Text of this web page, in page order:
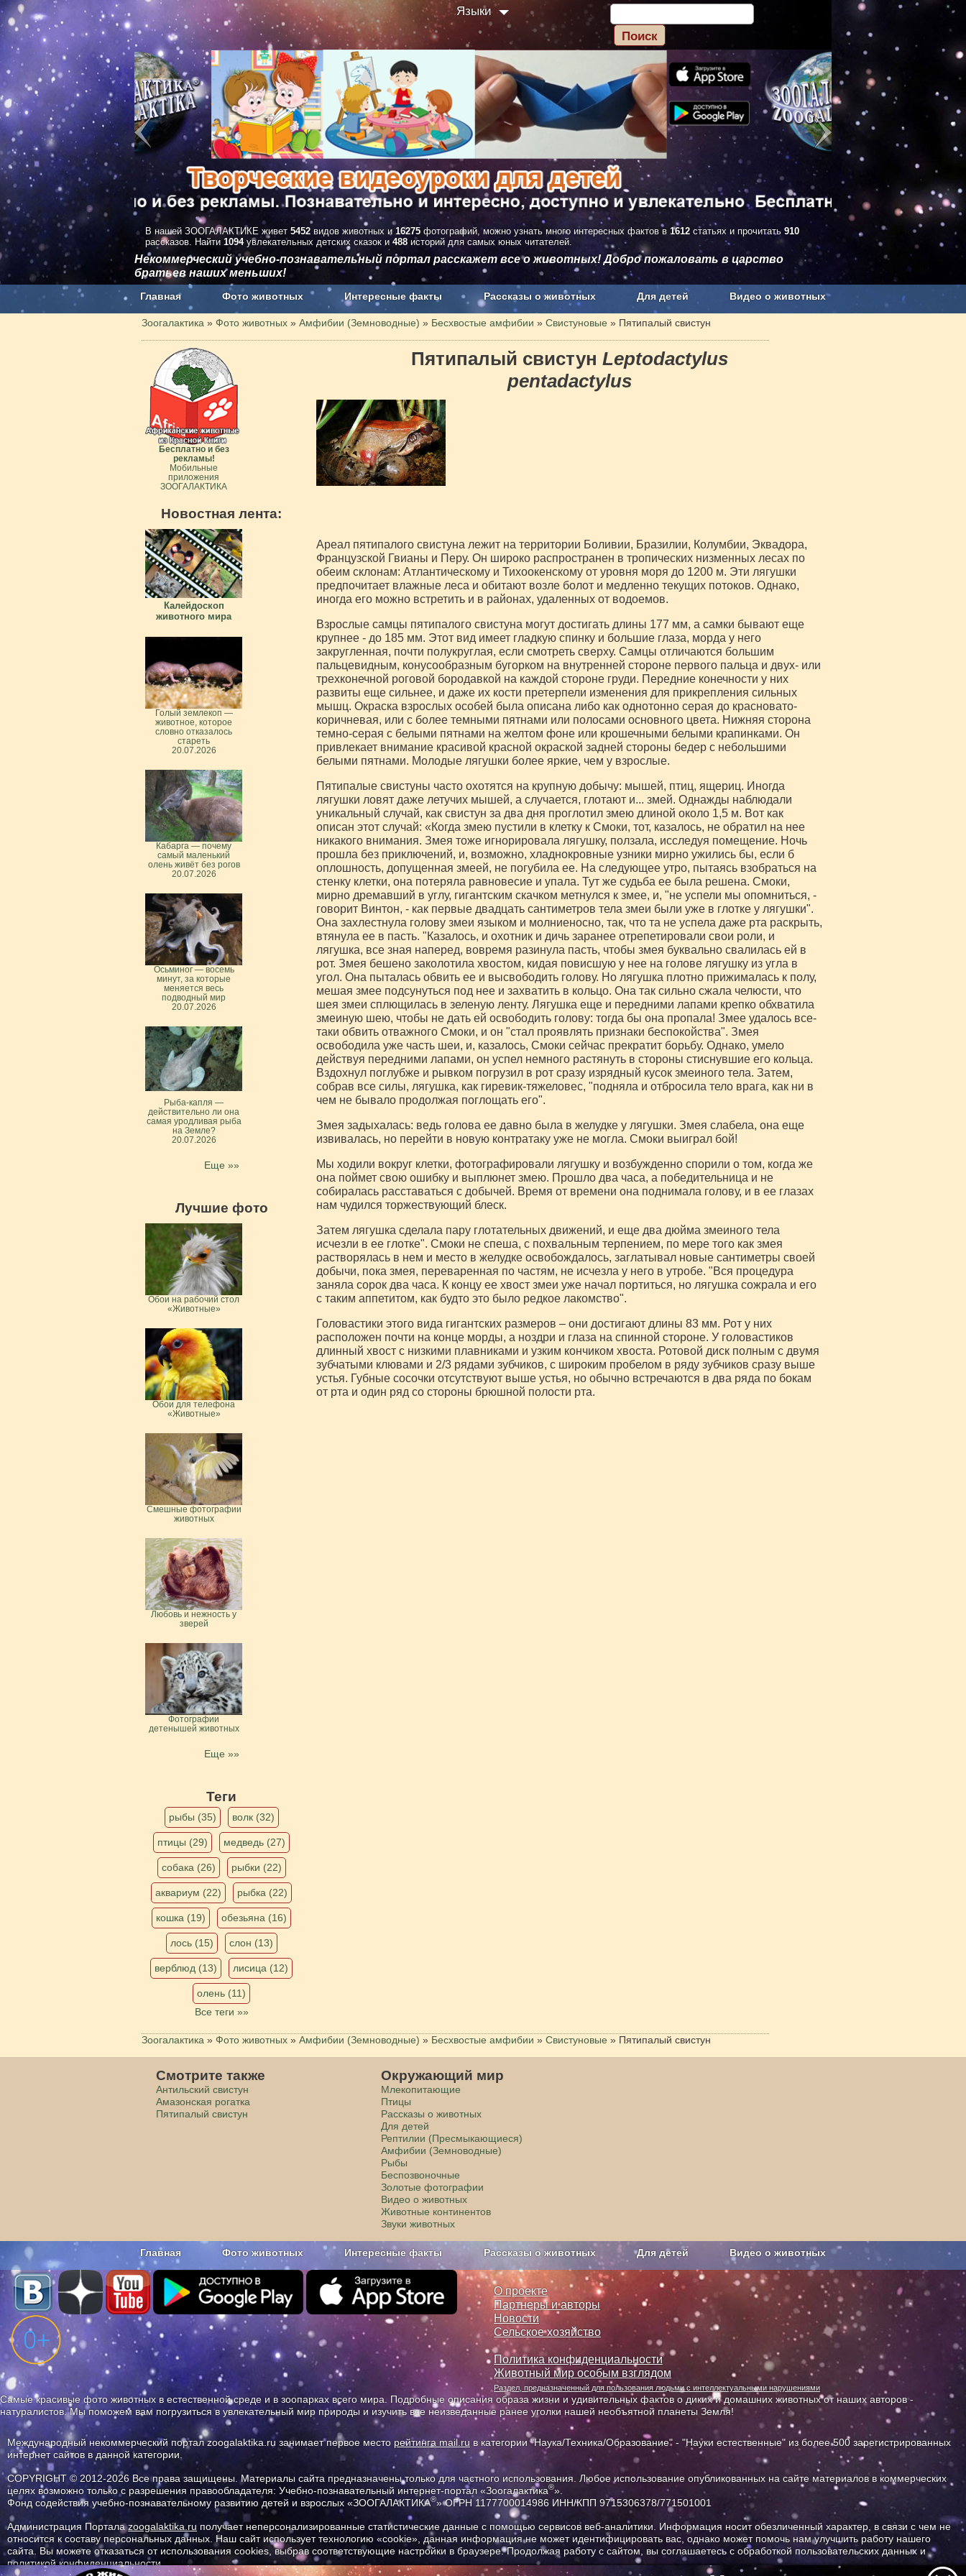
Языки
В нашей ЗООГАЛАКТИКЕ живет 5452 видов животных и 16275 фотографий, можно узнать много интересных фактов в 1612 статьях и прочитать 910
рассказов. Найти 1094увлекательных детских сказок и 488 историй для самых юных читателей.
Некоммерческий учебно-познавательный портал расскажет все о животных! Добро пожаловать в царство
братьев наших меньших!
Главная Фото животных Интересные факты Рассказы о животных Для детей Видео о животных
Наши приложения. Бесплатно и без рекламы О проекте
Зоогалактика » Фото животных » Амфибии (Земноводные) » Бесхвостые амфибии » Свистуновые » Пятипалый свистун
Пятипалый свистун Leptodactylus
pentadactylus
Ареал пятипалого свистуна лежит на территории Боливии, Бразилии, Колумбии, Эквадора,
Французской Гвианы и Перу. Он широко распространен в тропических низменных лесах по
обеим склонам: Атлантическому и Тихоокенскому от уровня моря до 1200 м. Эти лягушки
предпочитает влажные леса и обитают возле болот и медленно текущих потоков. Однако,
иногда его можно встретить и в районах, удаленных от водоемов.
Взрослые самцы пятипалого свистуна могут достигать длины 177 мм, а самки бывают еще
крупнее - до 185 мм. Этот вид имеет гладкую спинку и большие глаза, морда у него
закругленная, почти полукруглая, если смотреть сверху. Самцы отличаются большим
пальцевидным, конусообразным бугорком на внутренней стороне первого пальца и двух- или
трехконечной роговой бородавкой на каждой стороне груди. Передние конечности у них
развиты еще сильнее, и даже их кости претерпели изменения для прикрепления сильных
мышц. Окраска взрослых особей была описана либо как однотонно серая до красновато-
коричневая, или с более темными пятнами или полосами основного цвета. Нижняя сторона
темно-серая с белыми пятнами на желтом фоне или крошечными белыми крапинками. Он
привлекает внимание красивой красной окраской задней стороны бедер с небольшими
белыми пятнами. Молодые лягушки более яркие, чем у взрослые.
Пятипалые свистуны часто охотятся на крупную добычу: мышей, птиц, ящериц. Иногда
лягушки ловят даже летучих мышей, а случается, глотают и... змей. Однажды наблюдали
уникальный случай, как свистун за два дня проглотил змею длиной около 1,5 м. Вот как
описан этот случай: «Когда змею пустили в клетку к Смоки, тот, казалось, не обратил на нее
никакого внимания. Змея тоже игнорировала лягушку, ползала, исследуя помещение. Ночь
прошла без приключений, и, возможно, хладнокровные узники мирно ужились бы, если б
оплошность, допущенная змеей, не погубила ее. На следующее утро, пытаясь взобраться на
стенку клетки, она потеряла равновесие и упала. Тут же судьба ее была решена. Смоки,
мирно дремавший в углу, гигантским скачком метнулся к змее, и, "не успели мы опомниться, -
говорит Винтон, - как первые двадцать сантиметров тела змеи были уже в глотке у лягушки".
Она захлестнула голову змеи языком и молниеносно, так, что та не успела даже рта раскрыть,
втянула ее в пасть. "Казалось, и охотник и дичь заранее отрепетировали свои роли, и
лягушка, все зная наперед, вовремя разинула пасть, чтобы змея буквально свалилась ей в
рот. Змея бешено заколотила хвостом, кидая повисшую у нее на голове лягушку из угла в
угол. Она пыталась обвить ее и высвободить голову. Но лягушка плотно прижималась к полу,
мешая змее подсунуться под нее и захватить в кольцо. Она так сильно сжала челюсти, что
шея змеи сплющилась в зеленую ленту. Лягушка еще и передними лапами крепко обхватила
змеиную шею, чтобы не дать ей освободить голову: тогда бы она пропала! Змее удалось все-
таки обвить отважного Смоки, и он "стал проявлять признаки беспокойства". Змея
освободила уже часть шеи, и, казалось, Смоки сейчас прекратит борьбу. Однако, умело
действуя передними лапами, он успел немного растянуть в стороны стиснувшие его кольца.
Вздохнул поглубже и рывком погрузил в рот сразу изрядный кусок змеиного тела. Затем,
собрав все силы, лягушка, как гиревик-тяжеловес, "подняла и отбросила тело врага, как ни в
чем не бывало продолжая поглощать его".
Змея задыхалась: ведь голова ее давно была в желудке у лягушки. Змея слабела, она еще
извивалась, но перейти в новую контратаку уже не могла. Смоки выиграл бой!
Мы ходили вокруг клетки, фотографировали лягушку и возбужденно спорили о том, когда же
она поймет свою ошибку и выплюнет змею. Прошло два часа, а победительница и не
собиралась расставаться с добычей. Время от времени она поднимала голову, и в ее глазах
нам чудился торжествующий блеск.
Затем лягушка сделала пару глотательных движений, и еще два дюйма змеиного тела
исчезли в ее глотке". Смоки не спеша, с похвальным терпением, по мере того как змея
растворялась в нем и место в желудке освобождалось, заглатывал новые сантиметры своей
добычи, пока змея, переваренная по частям, не исчезла у него в утробе. "Вся процедура
заняла сорок два часа. К концу ее хвост змеи уже начал портиться, но лягушка сожрала и его
с таким аппетитом, как будто это было редкое лакомство".
Головастики этого вида гигантских размеров – они достигают длины 83 мм. Рот у них
расположен почти на конце морды, а ноздри и глаза на спинной стороне. У головастиков
длинный хвост с низкими плавниками и узким кончиком хвоста. Ротовой диск полным с двумя
зубчатыми клювами и 2/3 рядами зубчиков, с широким пробелом в ряду зубчиков сразу выше
устья. Губные сосочки отсутствуют выше устья, но обычно встречаются в два ряда по бокам
от рта и один ряд со стороны брюшной полости рта.
Бесплатно и без
рекламы!
Мобильные
приложения
ЗООГАЛАКТИКА
Новостная лента:
Калейдоскоп
животного мира
Голый землекоп —
животное, которое
словно отказалось
стареть
20.07.2026
Кабарга — почему
самый маленький
олень живёт без рогов
20.07.2026
Осьминог — восемь
минут, за которые
меняется весь
подводный мир
20.07.2026
Рыба-капля —
действительно ли она
самая уродливая рыба
на Земле?
20.07.2026
Еще »»
Лучшие фото
Обои на рабочий стол
«Животные»
Обои для телефона
«Животные»
Смешные фотографии
животных
Любовь и нежность у
зверей
Фотографии
детенышей животных
Еще »»
Теги
рыбы (35) волк (32)
птицы (29) медведь (27)
собака (26) рыбки (22)
аквариум (22) рыбка (22)
кошка (19) обезьяна (16)
лось (15) слон (13)
верблюд (13) лисица (12)
олень (11)
Все теги »»
Зоогалактика » Фото животных » Амфибии (Земноводные) » Бесхвостые амфибии » Свистуновые » Пятипалый свистун
Смотрите также
Антильский свистун
Амазонская рогатка
Пятипалый свистун
Окружающий мир
Млекопитающие
Птицы
Рассказы о животных
Для детей
Рептилии (Пресмыкающиеся)
Амфибии (Земноводные)
Рыбы
Беспозвоночные
Золотые фотографии
Видео о животных
Животные континентов
Звуки животных
Главная Фото животных Интересные факты Рассказы о животных Для детей Видео о животных
Наши приложения. Бесплатно и без рекламы О проекте Сельское хозяйство
О проекте
Партнеры и авторы
Новости
Сельское хозяйство
Политика конфиденциальности
Животный мир особым взглядом
Раздел, предназначенный для пользования людьми с интеллектуальными нарушениями
Самые красивые фото животных в естественной среде и в зоопарках всего мира. Подробные описания образа жизни и удивительных фактов о диких и домашних животных от наших авторов -
натуралистов. Мы поможем вам погрузиться в увлекательный мир природы и изучить все неизведанные ранее уголки нашей необъятной планеты Земля!
Международный некоммерческий портал zoogalaktika.ru занимает первое место рейтинга mail.ru в категории "Наука/Техника/Образование" - "Науки естественные" из более 500 зарегистрированных
интернет сайтов в данной категории.
COPYRIGHT © 2012-2026 Все права защищены. Материалы сайта предназначены только для частного использования. Любое использование опубликованных на сайте материалов в коммерческих
целях возможно только с разрешения правообладателя: Учебно-познавательный интернет-портал «Зоогалактика®».
Фонд содействия учебно-познавательному развитию детей и взрослых «ЗООГАЛАКТИКА®» ОГРН 1177700014986 ИНН/КПП 9715306378/771501001
Администрация Порталаzoogalaktika.ru получает неперсонализированные статистические данные с помощью сервисов веб-аналитики. Информация носит обезличенный характер, в связи с чем не
относится к составу персональных данных. Наш сайт использует технологию «cookie», данная информация не может идентифицировать вас, однако может помочь нам улучшить работу нашего
сайта. Вы можете отказаться от использования cookies, выбрав соответствующие настройки в браузере. Продолжая работу с сайтом, вы соглашаетесь с обработкой пользовательских данных и
политикой конфиденциальности.